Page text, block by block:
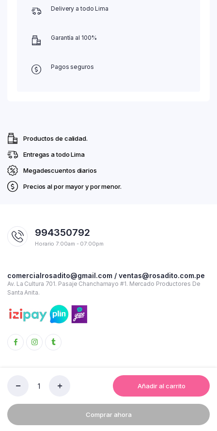
TE
CON
BORDE
Añadir al carrito
Comprar ahora
Delivery a todo Lima
Garantía al 100%
Pagos seguros
Productos de calidad.
Entregas a todo Lima
Megadescuentos diarios
Precios al por mayor y por menor.
994350792
Horario 7:00am - 07:00pm
comercialrosadito@gmail.com / ventas@rosadito.com.pe
Av. La Cultura 701. Pasaje Chanchamayo #1. Mercado Productores De
Santa Anita.
Copyright 2023 © Rosadito - Todos los derechos reservados
Términos y condiciones de uso Política de Privacidad